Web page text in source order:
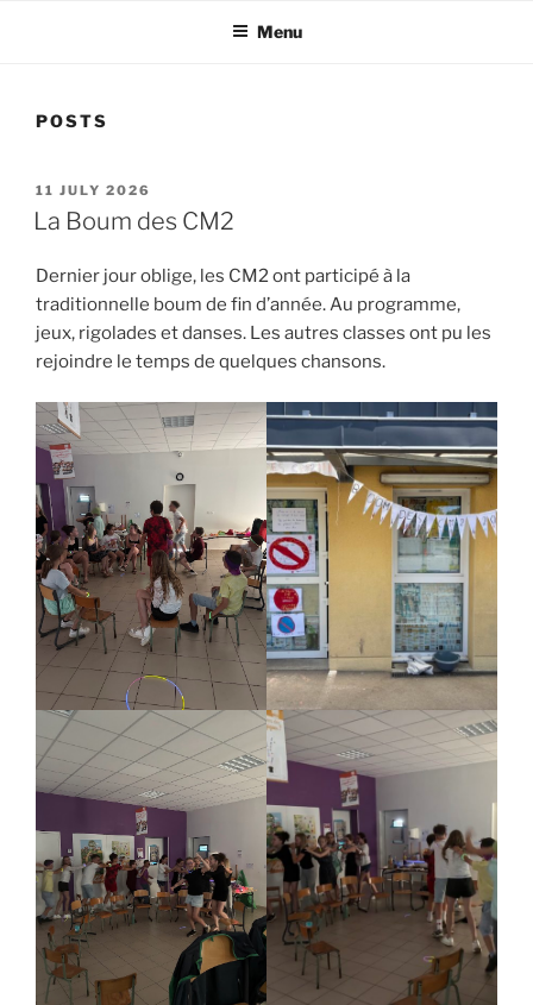
Menu
POSTS
POSTED
ON
11 JULY 2026
La Boum des CM2
Dernier jour oblige, les CM2 ont participé à la
traditionnelle boum de fin d’année. Au programme,
jeux, rigolades et danses. Les autres classes ont pu les
rejoindre le temps de quelques chansons.